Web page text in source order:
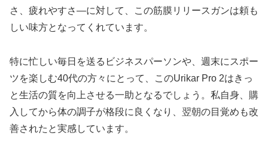
さ、疲れやすさ—に対して、この筋膜リリースガンは頼も
しい味方となってくれています。
特に忙しい毎日を送るビジネスパーソンや、週末にスポー
ツを楽しむ40代の方々にとって、このUrikar Pro 2はきっ
と生活の質を向上させる一助となるでしょう。私自身、購
入してから体の調子が格段に良くなり、翌朝の目覚めも改
善されたと実感しています。